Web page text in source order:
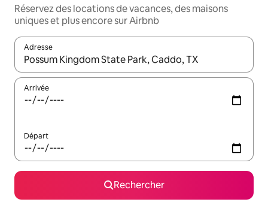
Réservez des locations de vacances, des maisons
uniques et plus encore sur Airbnb
Adresse
Lorsque les résultats s'affichent, utilisez les flèches vers le
Arrivée
Départ
Rechercher